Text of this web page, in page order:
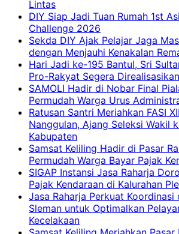
Lintas
DIY Siap Jadi Tuan Rumah 1st
Challenge 2026
Sekda DIY Ajak Pelajar Jaga
dengan Menjauhi Kenakalan
Hari Jadi ke-195 Bantul, Sri
Pro-Rakyat Segera Direalisasikan
SAMOLI Hadir di Nobar Final
Permudah Warga Urus
Ratusan Santri Meriahkan FASI
Nanggulan, Ajang Seleksi Wakil
Kabupaten
Samsat Keliling Hadir di Pasar
Permudah Warga Bayar Pajak
SIGAP Instansi Jasa Raharja
Pajak Kendaraan di Kalurahan
Jasa Raharja Perkuat Koordinasi
Sleman untuk Optimalkan
Kecelakaan